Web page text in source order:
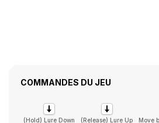
COMMANDES DU JEU
(Hold) Lure Down (Release) Lure Up Move